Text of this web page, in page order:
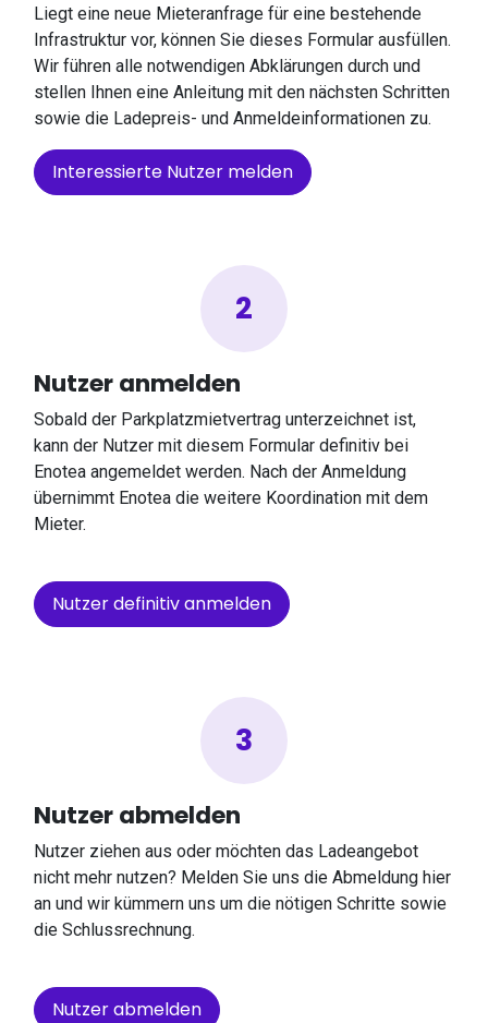
Liegt eine neue Mieteranfrage für eine bestehende
Infrastruktur vor, können Sie dieses Formular ausfüllen.
Wir führen alle notwendigen Abklärungen durch und
stellen Ihnen eine Anleitung mit den nächsten Schritten
sowie die Ladepreis- und Anmeldeinformationen zu.
Interessierte Nutzer melden
2
Nutzer anmelden
Sobald der Parkplatzmietvertrag unterzeichnet ist,
kann der Nutzer mit diesem Formular definitiv bei
Enotea angemeldet werden. Nach der Anmeldung
übernimmt Enotea die weitere Koordination mit dem
Mieter.
Nutzer definitiv anmelden
3
Nutzer abmelden
Nutzer ziehen aus oder möchten das Ladeangebot
nicht mehr nutzen? Melden Sie uns die Abmeldung hier
an und wir kümmern uns um die nötigen Schritte sowie
die Schlussrechnung.
Nutzer abmelden